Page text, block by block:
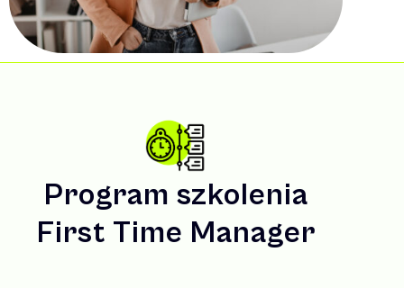
Program szkolenia
First Time Manager